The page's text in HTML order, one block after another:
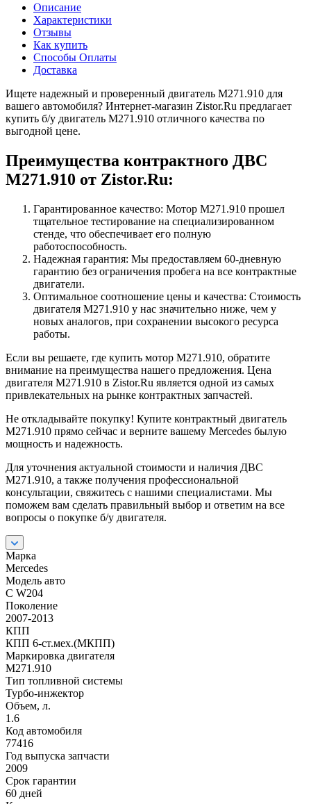
Описание
Характеристики
Отзывы
Как купить
Способы Оплаты
Доставка
Ищете надежный и проверенный двигатель M271.910 для
вашего автомобиля? Интернет-магазин Zistor.Ru предлагает
купить б/у двигатель M271.910 отличного качества по
выгодной цене.
Преимущества контрактного ДВС
M271.910 от Zistor.Ru:
Гарантированное качество: Мотор M271.910 прошел
тщательное тестирование на специализированном
стенде, что обеспечивает его полную
работоспособность.
Надежная гарантия: Мы предоставляем 60-дневную
гарантию без ограничения пробега на все контрактные
двигатели.
Оптимальное соотношение цены и качества: Стоимость
двигателя M271.910 у нас значительно ниже, чем у
новых аналогов, при сохранении высокого ресурса
работы.
Если вы решаете, где купить мотор M271.910, обратите
внимание на преимущества нашего предложения. Цена
двигателя M271.910 в Zistor.Ru является одной из самых
привлекательных на рынке контрактных запчастей.
Не откладывайте покупку! Купите контрактный двигатель
M271.910 прямо сейчас и верните вашему Mercedes былую
мощность и надежность.
Для уточнения актуальной стоимости и наличия ДВС
M271.910, а также получения профессиональной
консультации, свяжитесь с нашими специалистами. Мы
поможем вам сделать правильный выбор и ответим на все
вопросы о покупке б/у двигателя.
Марка
Mercedes
Модель авто
C W204
Поколение
2007-2013
КПП
КПП 6-ст.мех.(МКПП)
Маркировка двигателя
M271.910
Тип топливной системы
Турбо-инжектор
Объем, л.
1.6
Код автомобиля
77416
Год выпуска запчасти
2009
Срок гарантии
60 дней